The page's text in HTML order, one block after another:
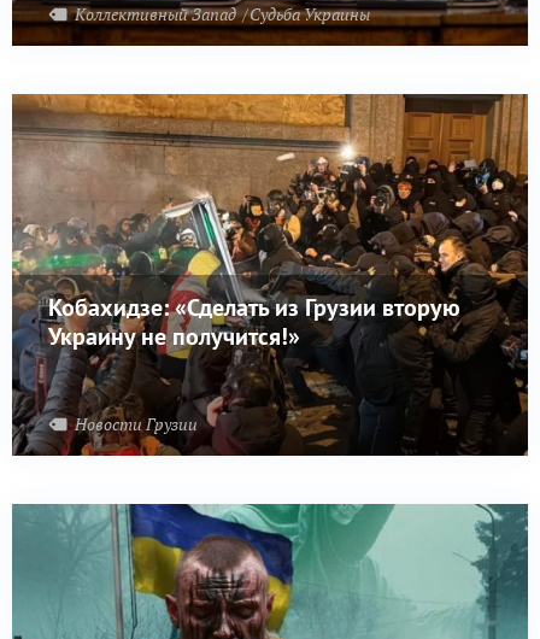
Коллективный Запад Судьба Украины
Кобахидзе: «Сделать из Грузии вторую
Украину не получится!»
Новости Грузии